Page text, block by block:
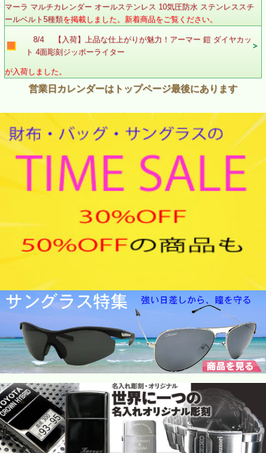
マーラ マルチカレンダー オールステンレス 10気圧防水 ステンレススチ
ールベルト5種類を掲載しました。新着商品をご覧ください。
8/4 【入荷】上品な仕上がりが魅力！アーマー 鎧 ダイヤカッ
ト 4面彫刻ジッポーライター
が入荷しました。
営業日カレンダーはトップページ最後にあります